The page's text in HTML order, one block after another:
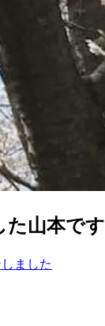
た山本です
ました